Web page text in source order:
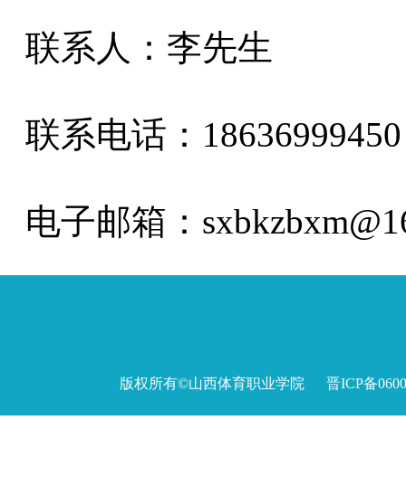
联系人：李先生
联系电话：18636999450
电子邮箱：
版权所有©山西体育职业学院 晋ICP备